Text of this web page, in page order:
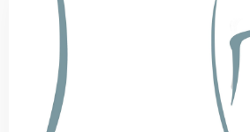
Progresu